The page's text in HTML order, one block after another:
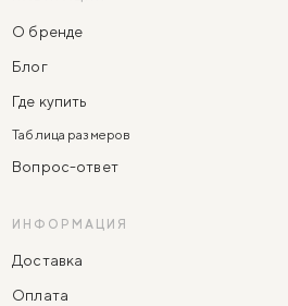
О бренде
Блог
Где купить
Таблица размеров
Вопрос-ответ
ИНФОРМАЦИЯ
Доставка
Оплата